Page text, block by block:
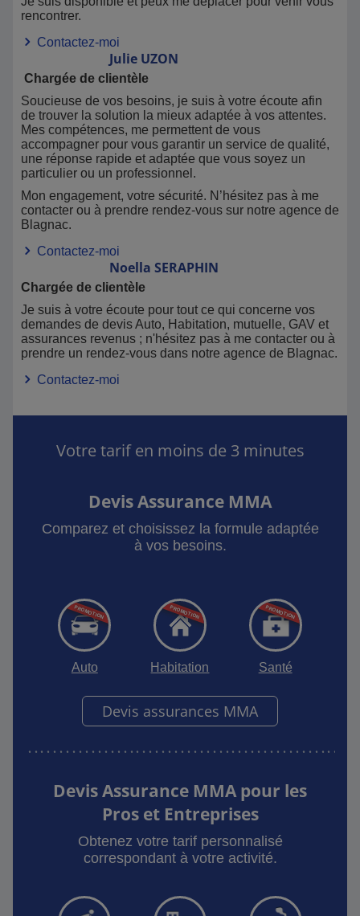
rencontrer.
Contactez-moi
Julie UZON
Chargée de clientèle
Soucieuse de vos besoins, je suis à votre écoute afin
de trouver la solution la mieux adaptée à vos attentes.
Mes compétences, me permettent de vous
accompagner pour vous garantir un service de qualité,
une réponse rapide et adaptée que vous soyez un
particulier ou un professionnel.
Mon engagement, votre sécurité. N’hésitez pas à me
contacter ou à prendre rendez-vous sur notre agence de
Blagnac.
Contactez-moi
Noella SERAPHIN
Chargée de clientèle
Je suis à votre écoute pour tout ce qui concerne vos
demandes de devis Auto, Habitation, mutuelle, GAV et
assurances revenus ; n'hésitez pas à me contacter ou à
prendre un rendez-vous dans notre agence de Blagnac.
Contactez-moi
Votre tarif en moins de 3 minutes
Devis Assurance MMA
Comparez et choisissez la formule adaptée
à vos besoins.
Auto Habitation Santé
Devis assurances MMA
Devis Assurance MMA pour les
Pros et Entreprises
Obtenez votre tarif personnalisé
correspondant à votre activité.